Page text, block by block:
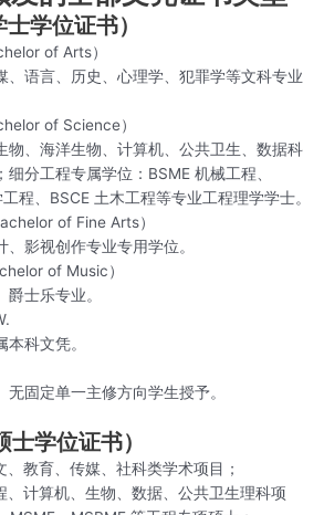
学位证书）
of Arts）
、语言、历史、心理学、犯罪学等文科专业
of Science）
物、海洋生物、计算机、公共卫生、数据科
细分工程专属学位：BSME 机械工程、
程、BSCE 土木工程等专业工程理学学士。
of Fine Arts）
影视创作专业专用学位。
of Music）
士乐专业。
科文凭。
无固定单一主修方向学生授予。
学位证书）
、教育、传媒、社科类学术项目；
、计算机、生物、数据、公共卫生理科项